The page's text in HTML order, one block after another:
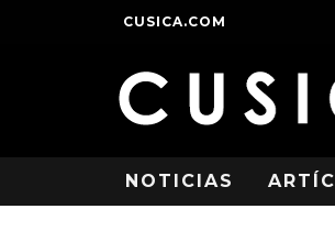
CUSICA.COM
NOTICIAS